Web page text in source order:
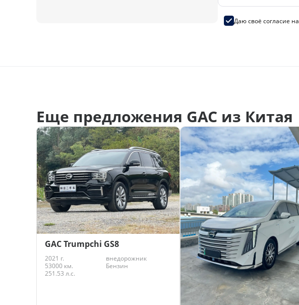
Даю своё согласие на
Еще предложения GAC из Китая
GAC Trumpchi GS8
2021 г.
внедорожник
53000 км.
Бензин
251.53 л.с.